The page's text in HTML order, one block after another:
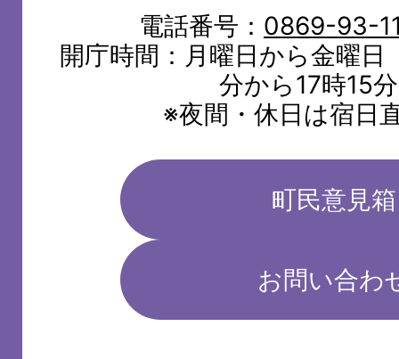
電話番号： 0869-93-
開庁時間：月曜日から金曜
分から17時15
※夜間・休日は宿日
町民意見箱
お問い合わ